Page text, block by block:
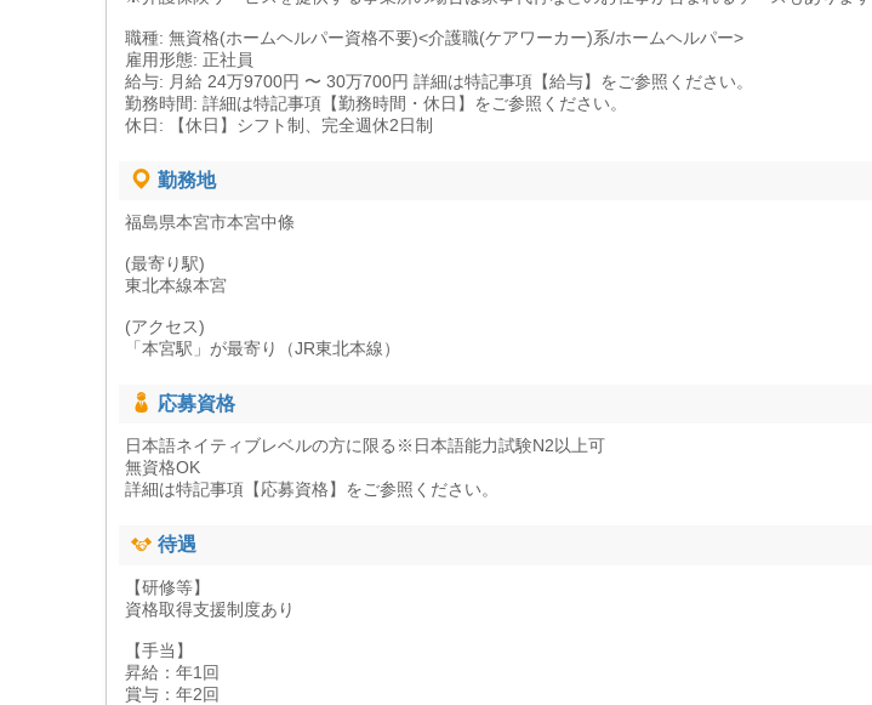
職種: 無資格(ホームヘルパー資格不要)<介護職(ケアワーカー)系/ホームヘルパー>
雇用形態: 正社員
給与: 月給 24万9700円 〜 30万700円 詳細は特記事項【給与】をご参照ください。
勤務時間: 詳細は特記事項【勤務時間・休日】をご参照ください。
休日: 【休日】シフト制、完全週休2日制
勤務地
福島県本宮市本宮中條
(最寄り駅)
東北本線本宮
(アクセス)
「本宮駅」が最寄り（JR東北本線）
応募資格
日本語ネイティブレベルの方に限る※日本語能力試験N2以上可
無資格OK
詳細は特記事項【応募資格】をご参照ください。
待遇
【研修等】
資格取得支援制度あり
【手当】
昇給：年1回
賞与：年2回